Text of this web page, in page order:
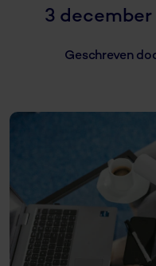
3 december
Geschreven